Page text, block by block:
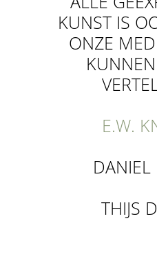
KUNST IS
ONZE
E.W.
DANIEL
THIJS